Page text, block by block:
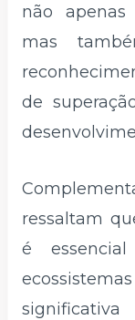
não apenas
mas
de
ressaltam
é